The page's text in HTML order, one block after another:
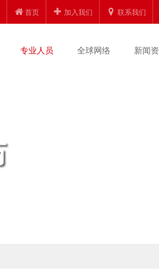
首页 加入我们 联系我们
专业人员 全球网络 新闻